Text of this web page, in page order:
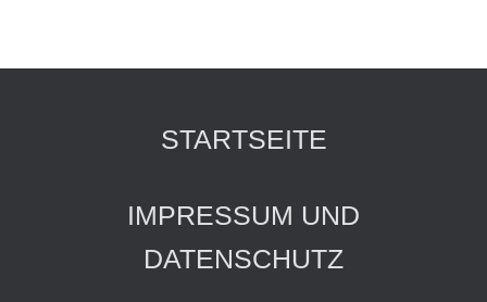
STARTSEITE
IMPRESSUM UND
DATENSCHUTZ